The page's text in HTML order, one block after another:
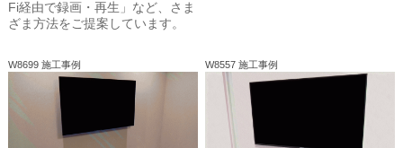
Fi経由で録画・再生」など、さま
ざま方法をご提案しています。
W8699 施工事例 W8557 施工事例